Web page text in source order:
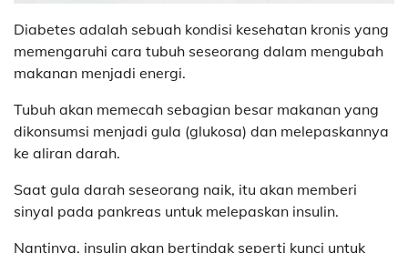
Diabetes adalah sebuah kondisi kesehatan kronis yang
memengaruhi cara tubuh seseorang dalam mengubah
makanan menjadi energi.
Tubuh akan memecah sebagian besar makanan yang
dikonsumsi menjadi gula (glukosa) dan melepaskannya
ke aliran darah.
Saat gula darah seseorang naik, itu akan memberi
sinyal pada pankreas untuk melepaskan insulin.
Nantinya, insulin akan bertindak seperti kunci untuk